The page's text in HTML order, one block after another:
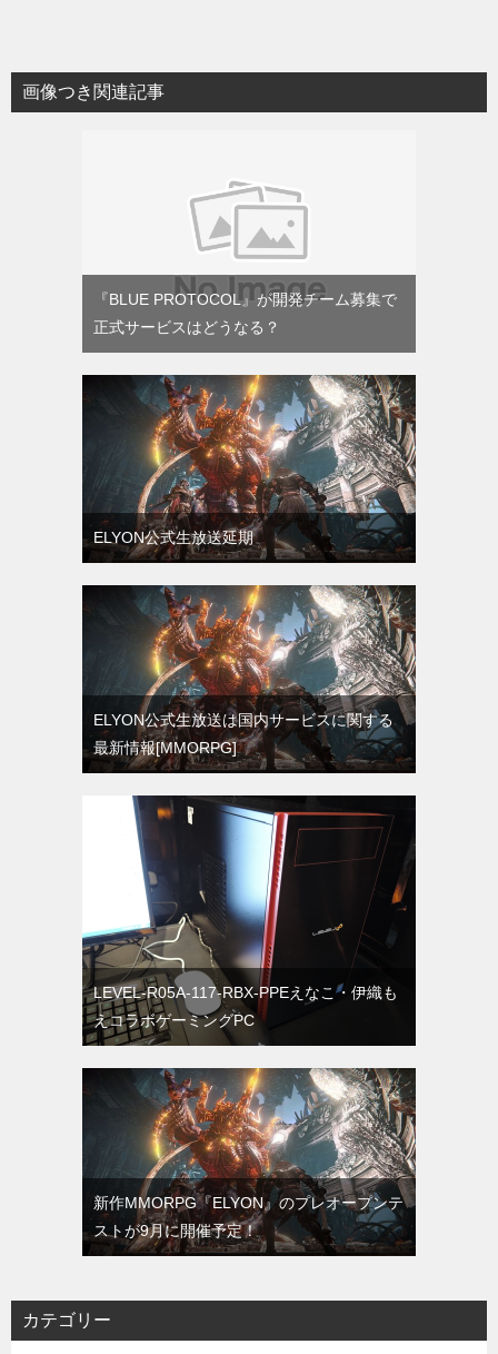
画像つき関連記事
『BLUE PROTOCOL』が開発チーム募集で
正式サービスはどうなる？
ELYON公式生放送延期
ELYON公式生放送は国内サービスに関する
最新情報[MMORPG]
LEVEL-R05A-117-RBX-PPEえなこ・伊織も
えコラボゲーミングPC
新作MMORPG『ELYON』のプレオープンテ
ストが9月に開催予定！
カテゴリー